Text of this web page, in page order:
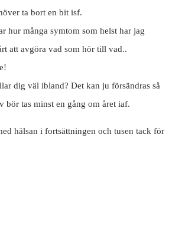
ta bort en bit isf.
hur många symtom som helst har jag
att avgöra vad som hör till vad..
dig väl ibland? Det kan ju försändras så
bör tas minst en gång om året iaf.
hälsan i fortsättningen och tusen tack för